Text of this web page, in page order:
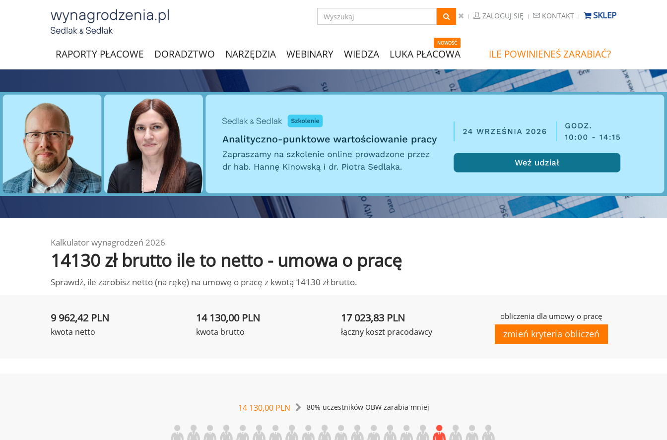
ZALOGUJ SIĘ KONTAKT SKLEP
RAPORTY PŁACOWE DORADZTWO NARZĘDZIA WEBINARY WIEDZA
NOWOŚĆ
LUKA PŁACOWA ILE POWINIENEŚ ZARABIAĆ?
Kalkulator wynagrodzeń 2026
14130 zł brutto ile to netto - umowa o pracę
Sprawdź, ile zarobisz netto (na rękę) na umowę o pracę z kwotą 14130 zł brutto.
9 962,42 PLN
kwota netto
14 130,00 PLN
kwota brutto
17 023,83 PLN
łączny koszt pracodawcy
obliczenia dla umowy o pracę
zmień kryteria obliczeń
14 130,00 PLN 80% uczestników OBW zarabia mniej